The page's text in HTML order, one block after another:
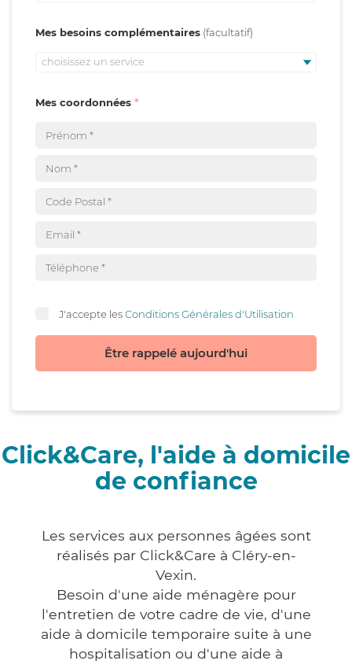
Mes besoins complémentaires
choisissez un service
Mes coordonnées
J'accepte lesConditions Générales d'Utilisation
Être rappelé aujourd'hui
Click&Care, l'aide à domicile
de confiance
Les services aux personnes âgées sont
réalisés par Click&Care à Cléry-en-
Vexin.
Besoin d'une aide ménagère pour
l'entretien de votre cadre de vie, d'une
aide à domicile temporaire suite à une
hospitalisation ou d'une aide à